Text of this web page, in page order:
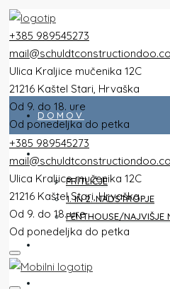
+385 989545273
Ulica Kraljice mučenika 12C
21216 Kaštel Stari, Hrvaška
Od 9. do 18. ure
Od ponedeljka do petka
DOMOV
PRITLIČJE
1. IN 2. NADSTROPJE
PENTHOUSE/NAJVIŠJE
+385 989545273
Ulica Kraljice mučenika 12C
21216 Kaštel Stari, Hrvaška
Od 9. do 18. ure
Od ponedeljka do petka